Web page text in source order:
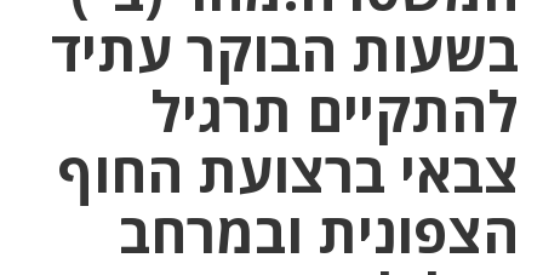
בשעות הבוקר עתיד
להתקיים תרגיל
צבאי ברצועת החוף
הצפונית ובמרחב